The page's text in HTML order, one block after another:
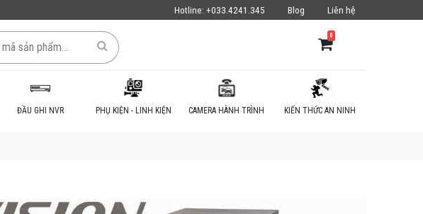
Hotline: +033.4241.345 Blog Liên hệ
0
ĐẦU GHI NVR PHỤ KIỆN - LINH KIỆN CAMERA HÀNH TRÌNH KIẾN THỨC AN NINH